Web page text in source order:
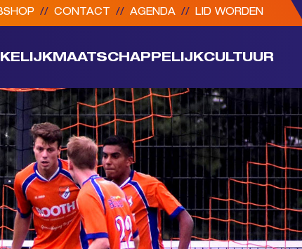
// CONTACT // AGENDA // LID WORDEN
MAATSCHAPPELIJKCULTUUR